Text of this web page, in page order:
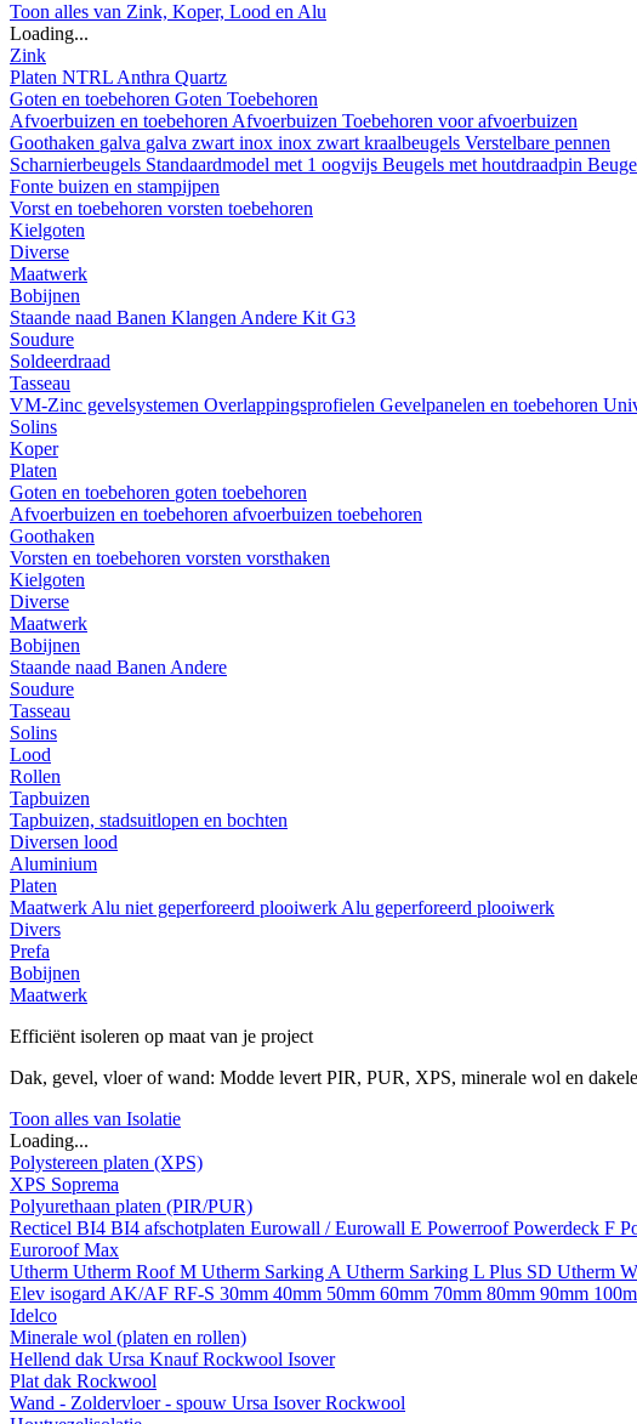
Toon alles van Zink, Koper, Lood en Alu
Loading...
Zink
Platen NTRL Anthra Quartz
Goten en toebehoren Goten Toebehoren
Afvoerbuizen en toebehoren Afvoerbuizen Toebehoren voor afvoerbuizen
Goothaken galva galva zwart inox inox zwart kraalbeugels Verstelbare pennen
Scharnierbeugels Standaardmodel met 1 oogvijs Beugels met houtdraadpin
Fonte buizen en stampijpen
Vorst en toebehoren vorsten toebehoren
Kielgoten
Diverse
Maatwerk
Bobijnen
Staande naad Banen Klangen Andere Kit G3
Soudure
Soldeerdraad
Tasseau
VM-Zinc gevelsystemen Overlappingsprofielen Gevelpanelen en toebehoren
Solins
Koper
Platen
Goten en toebehoren goten toebehoren
Afvoerbuizen en toebehoren afvoerbuizen toebehoren
Goothaken
Vorsten en toebehoren vorsten vorsthaken
Kielgoten
Diverse
Maatwerk
Bobijnen
Staande naad Banen Andere
Soudure
Tasseau
Solins
Lood
Rollen
Tapbuizen
Tapbuizen, stadsuitlopen en bochten
Diversen lood
Aluminium
Platen
Maatwerk Alu niet geperforeerd plooiwerk Alu geperforeerd plooiwerk
Divers
Prefa
Bobijnen
Maatwerk
Efficiënt isoleren op maat van je project
Dak, gevel, vloer of wand: Modde levert PIR, PUR, XPS, minerale wol en
Toon alles van Isolatie
Loading...
Polystereen platen (XPS)
XPS Soprema
Polyurethaan platen (PIR/PUR)
Recticel BI4 BI4 afschotplaten Eurowall / Eurowall E PowerroofPowerdeck F
Euroroof Max
Utherm Utherm Roof M Utherm Sarking A Utherm Sarking L Plus SD Utherm
Elev isogard AK/AF RF-S 30mm 40mm 50mm 60mm 70mm 80mm 90mm
Idelco
Minerale wol (platen en rollen)
Hellend dak Ursa KnaufRockwool Isover
Plat dak Rockwool
Wand - Zoldervloer - spouw Ursa IsoverRockwool